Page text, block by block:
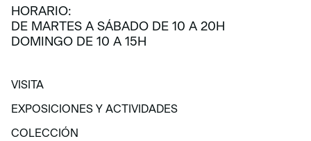
HORARIO:
DE MARTES A SÁBADO DE 10 A 20H
DOMINGO DE 10 A 15H
VISITA
VISITA
EXPOSICIONES Y ACTIVIDADES
EXPOSICIONES Y ACTIVIDADES
COLECCIÓN